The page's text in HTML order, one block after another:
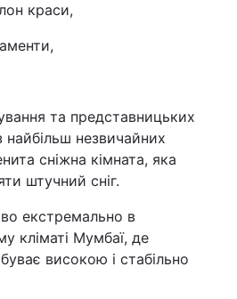
краси,
та представницьких
найбільш незвичайних
сніжна кімната, яка
штучний сніг.
екстремально в
кліматі Мумбаї, де
високою і стабільно